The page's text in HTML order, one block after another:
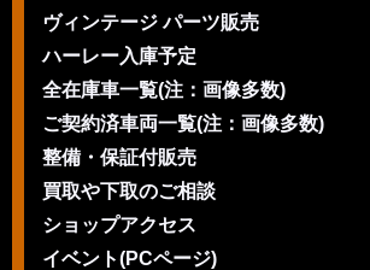
ヴィンテージ パーツ販売
ハーレー入庫予定
全在庫車一覧(注：画像多数)
ご契約済車両一覧(注：画像多数)
整備・保証付販売
買取や下取のご相談
ショップアクセス
イベント(PCページ)